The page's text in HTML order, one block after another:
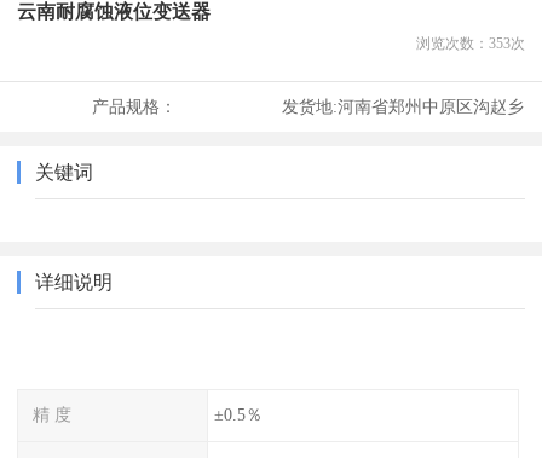
云南耐腐蚀液位变送器
浏览次数： 353次
产品规格： 发货地:河南省郑州中原区沟赵乡
关键词
详细说明
精 度 ±0.5％